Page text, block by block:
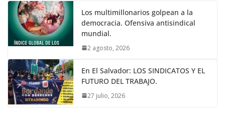
Los multimillonarios golpean a la
democracia. Ofensiva antisindical
mundial.
2 agosto, 2026
En El Salvador: LOS SINDICATOS Y EL
FUTURO DEL TRABAJO.
27 julio, 2026